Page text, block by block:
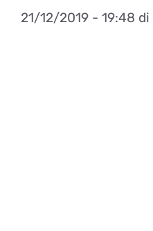
21/12/2019 - 19:48 di